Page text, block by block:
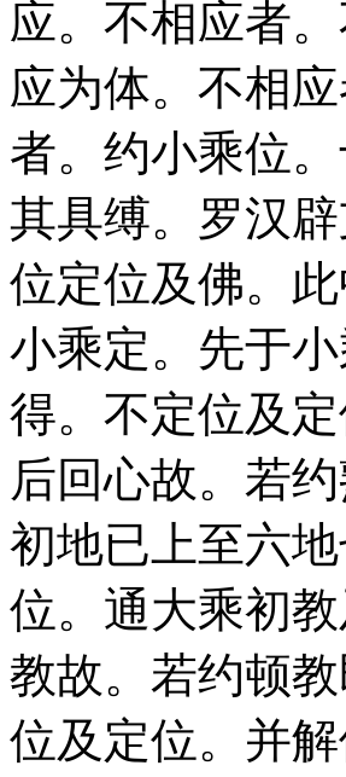
应。不相应者
应为体。不相
者。约小乘位
其具缚。罗汉
位定位及佛。
小乘定。先于
得。不定位及
后回心故。若
初地已上至六
位。通大乘初
教故。若约顿
位及定位。并